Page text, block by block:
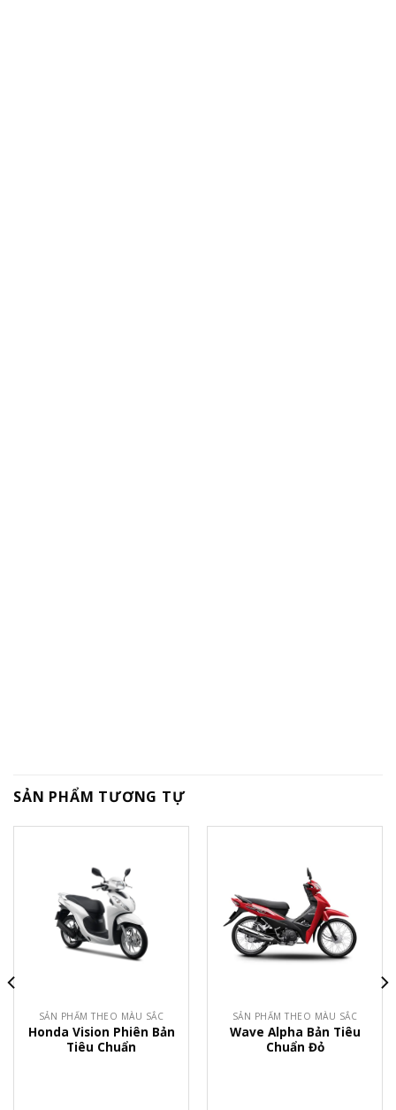
SẢN PHẨM TƯƠNG TỰ
SẢN PHẨM THEO MÀU SẮC
Honda Vision Phiên Bản
Tiêu Chuẩn
SẢN PHẨM THEO MÀU SẮC
Wave Alpha Bản Tiêu
Chuẩn Đỏ